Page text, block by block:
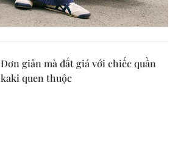
Đơn giản mà đắt giá với chiếc quần
kaki quen thuộc